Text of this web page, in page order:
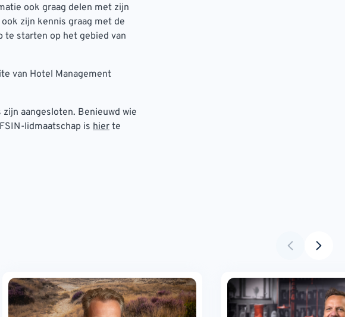
ook graag delen met zijn
zijn kennis graag met de
te starten op het gebied van
van Hotel Management
aangesloten. Benieuwd wie
lidmaatschap is hier te